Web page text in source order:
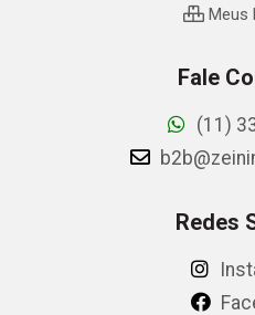
Meus
Fale
(11)
Redes